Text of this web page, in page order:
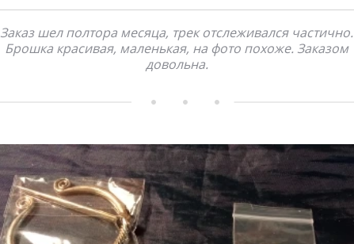
Заказ шел полтора месяца, трек отслеживался частично.
Брошка красивая, маленькая, на фото похоже. Заказом
довольна.